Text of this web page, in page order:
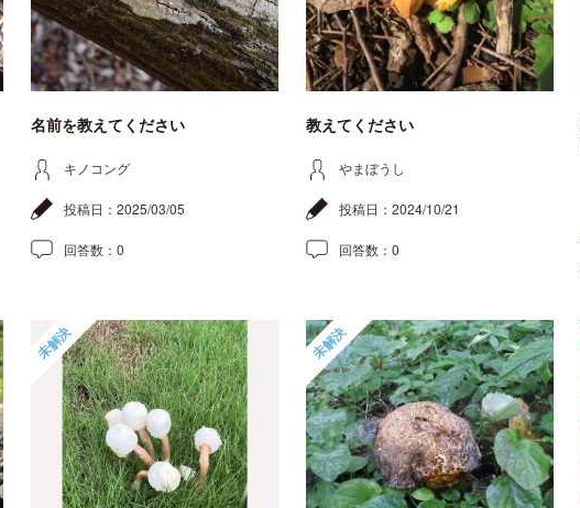
名前を教えてください
キノコング
投稿日： 2025/03/05
回答数： 0
教えてください
やまぼうし
投稿日： 2024/10/21
回答数： 0
未解決 未解決